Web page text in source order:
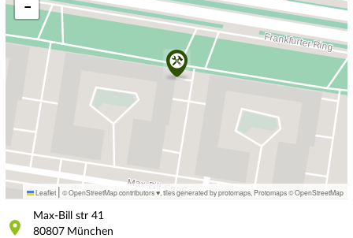
−
Leaflet | © OpenStreetMap contributors ♥, tiles generated by protomaps Protomaps©OpenStreetMap
Max-Bill str 41
80807 München